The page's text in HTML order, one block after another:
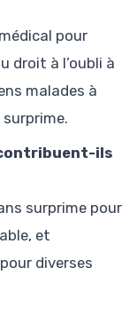
pour
droit à l’oubli à
malades à
ils
surprime pour
et
diverses